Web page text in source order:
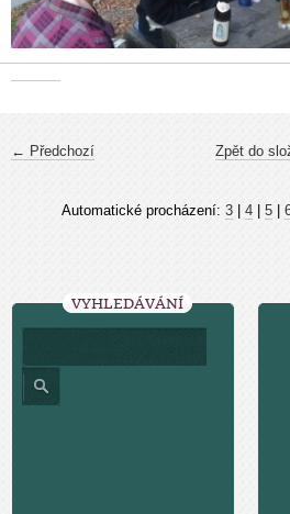
← Předchozí Zpět do
Automatické procházení: 3 4 5
VYHLEDÁVÁNÍ